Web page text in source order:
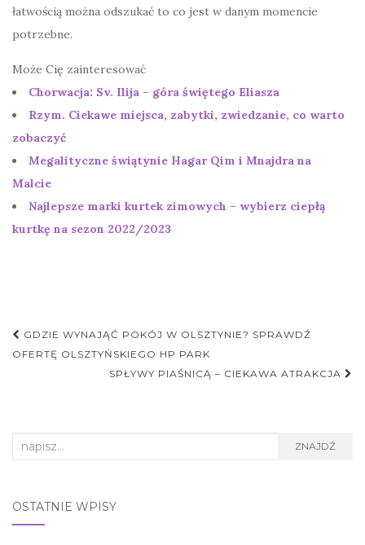
łatwością można odszukać to co jest w danym momencie
potrzebne.
Może Cię zainteresować
Chorwacja: Sv. Ilija – góra świętego Eliasza
Rzym. Ciekawe miejsca, zabytki, zwiedzanie, co warto
zobaczyć
Megalityczne świątynie Hagar Qim i Mnajdra na
Malcie
Najlepsze marki kurtek zimowych – wybierz ciepłą
kurtkę na sezon 2022/2023
Nawigacja
postu
GDZIE WYNAJĄĆ POKÓJ W OLSZTYNIE? SPRAWDŹ
OFERTĘ OLSZTYŃSKIEGO HP PARK
SPŁYWY PIAŚNICĄ – CIEKAWA ATRAKCJA
Search
ZNAJDŹ
OSTATNIE WPISY